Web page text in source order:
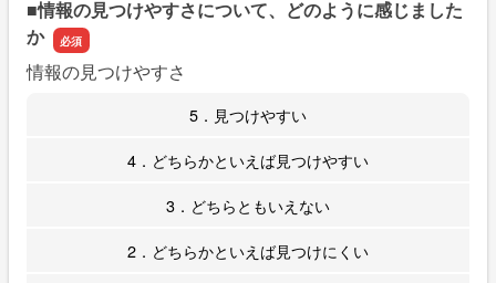
■情報の見つけやすさについて、どのように感じました
か
情報の見つけやすさ
5．見つけやすい
4．どちらかといえば見つけやすい
3．どちらともいえない
2．どちらかといえば見つけにくい